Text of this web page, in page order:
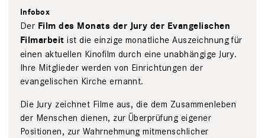
Infobox
Der Film des Monats der Jury der Evangelischen
Filmarbeit ist die einzige monatliche Auszeichnung für
einen aktuellen Kinofilm durch eine unabhängige Jury.
Ihre Mitglieder werden von Einrichtungen der
evangelischen Kirche ernannt.
Die Jury zeichnet Filme aus, die dem Zusammenleben
der Menschen dienen, zur Überprüfung eigener
Positionen, zur Wahrnehmung mitmenschlicher